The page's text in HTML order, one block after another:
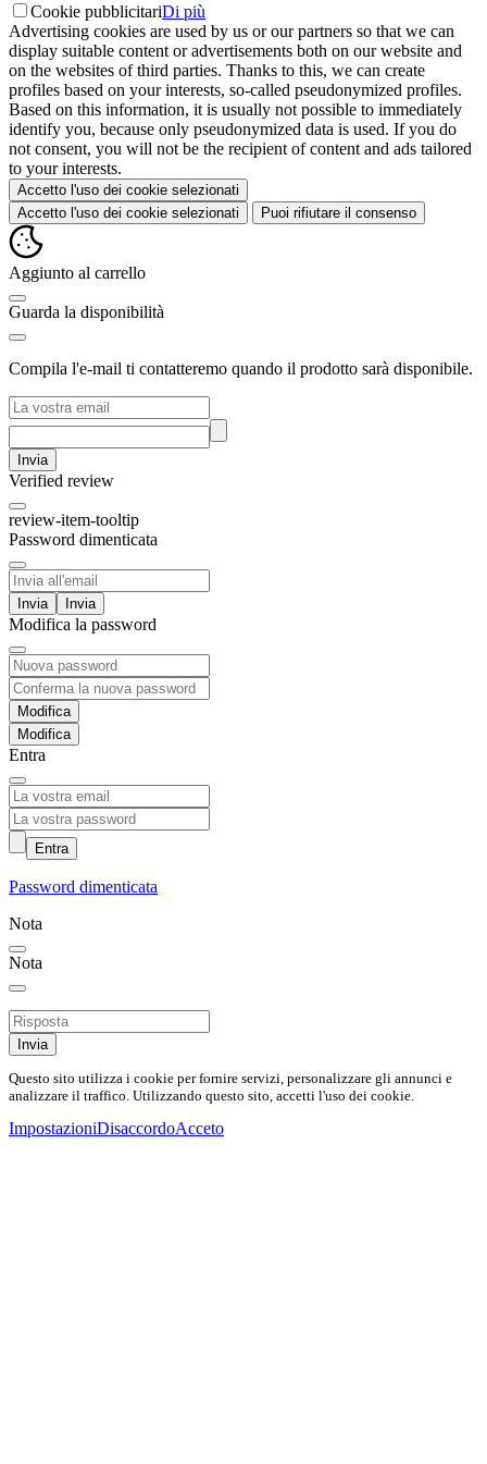
Cookie pubblicitariDi più
Advertising cookies are used by us or our partners so that we can
display suitable content or advertisements both on our website and
on the websites of third parties. Thanks to this, we can create
profiles based on your interests, so-called pseudonymized profiles.
Based on this information, it is usually not possible to immediately
identify you, because only pseudonymized data is used. If you do
not consent, you will not be the recipient of content and ads tailored
to your interests.
Accetto l'uso dei cookie selezionati
Accetto l'uso dei cookie selezionati
Puoi rifiutare il consenso
Aggiunto al carrello
Guarda la disponibilità
Compila l'e-mail ti contatteremo quando il prodotto sarà disponibile.
Invia
Verified review
review-item-tooltip
Password dimenticata
Invia
Modifica la password
Modifica
Entra
Entra
Password dimenticata
Nota
Nota
Invia
Questo sito utilizza i cookie per fornire servizi, personalizzare gli annunci e
analizzare il traffico. Utilizzando questo sito, accetti l'uso dei cookie.
ImpostazioniDisaccordoAcceto